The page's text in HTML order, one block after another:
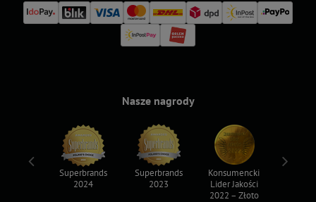
Nasze nagrody
Superbrands
2024
Superbrands
2023
Konsumencki
Lider Jakości
2022 – Złoto